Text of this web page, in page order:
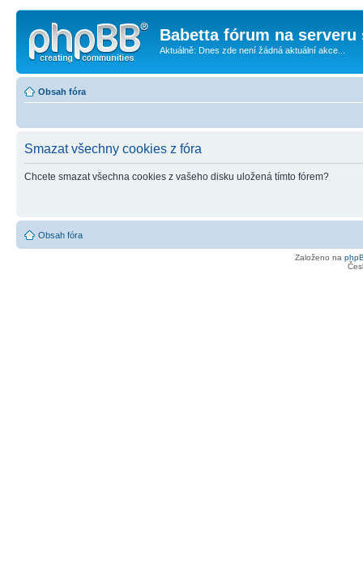
Babetta fórum na serveru
Aktuálně: Dnes zde není žádná aktuální akce...
Obsah fóra
Smazat všechny cookies z fóra
Chcete smazat všechna cookies z vašeho disku uložená tímto fórem?
Obsah fóra
Založeno na